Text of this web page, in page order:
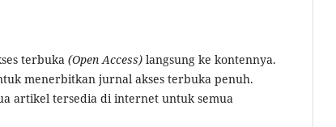
terbuka (Open Access) langsung ke kontennya.
menerbitkan jurnal akses terbuka penuh.
artikel tersedia di internet untuk semua